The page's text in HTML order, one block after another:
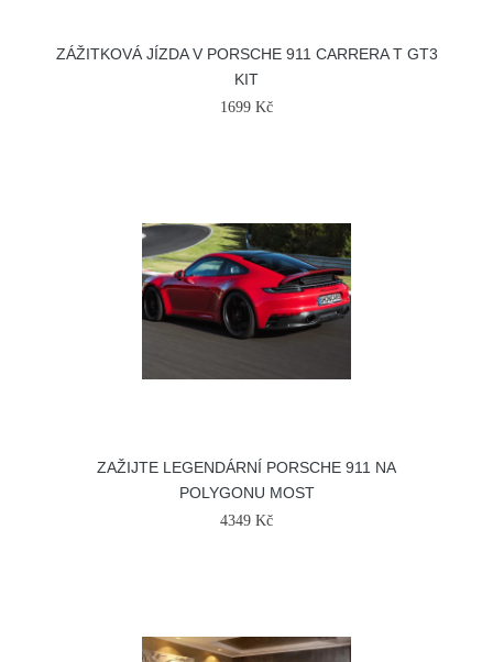
ZÁŽITKOVÁ JÍZDA V PORSCHE 911 CARRERA T GT3
KIT
1699 Kč
ZAŽIJTE LEGENDÁRNÍ PORSCHE 911 NA
POLYGONU MOST
4349 Kč